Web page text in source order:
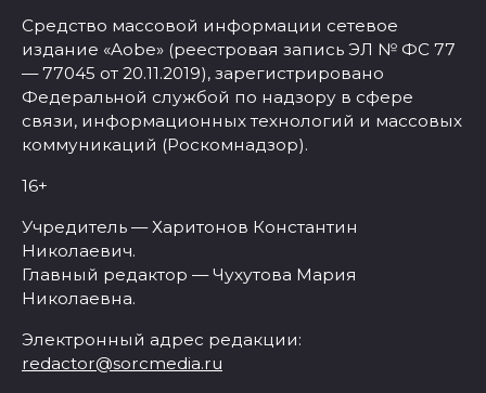
Средство массовой информации сетевое
издание «Aobe» (реестровая запись ЭЛ № ФС 77
— 77045 от 20.11.2019), зарегистрировано
Федеральной службой по надзору в сфере
связи, информационных технологий и массовых
коммуникаций (Роскомнадзор).
16+
Учредитель — Харитонов Константин
Николаевич.
Главный редактор — Чухутова Мария
Николаевна.
Электронный адрес редакции:
redactor@sorcmedia.ru